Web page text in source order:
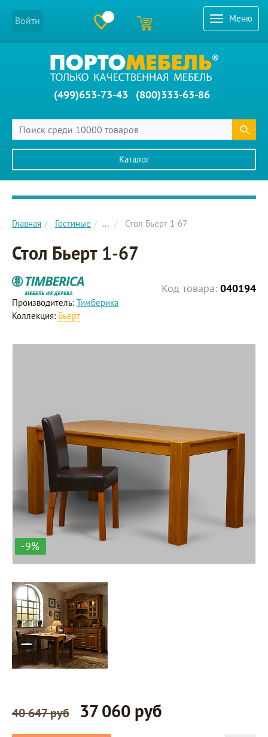
Меню
Войти
(499)653-73-43 (800)333-63-86
Каталог
Главное меню сайта
Главная Гостиные ... Стол Бьерт 1-67
Стол Бьерт 1-67
Код товара: 040194
Производитель: Тимберика
Коллекция: Бьерт
-9%
40 647 руб 37 060 руб